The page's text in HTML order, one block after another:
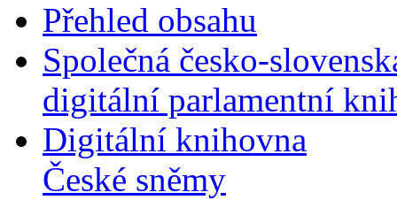
Přehled obsahu
Společná česko-
digitální parlamentní
Digitální knihovna
České sněmy